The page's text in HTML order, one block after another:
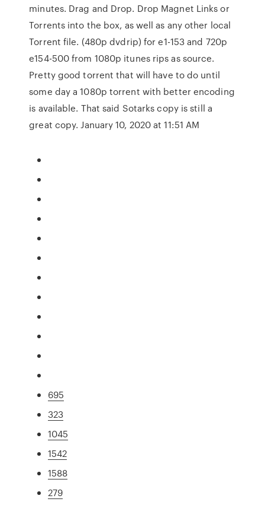
minutes. Drag and Drop. Drop Magnet Links or
Torrents into the box, as well as any other local
Torrent file. (480p dvdrip) for e1-153 and 720p
e154-500 from 1080p itunes rips as source.
Pretty good torrent that will have to do until
some day a 1080p torrent with better encoding
is available. That said Sotarks copy is still a
great copy. January 10, 2020 at 11:51 AM
695
323
1045
1542
1588
279